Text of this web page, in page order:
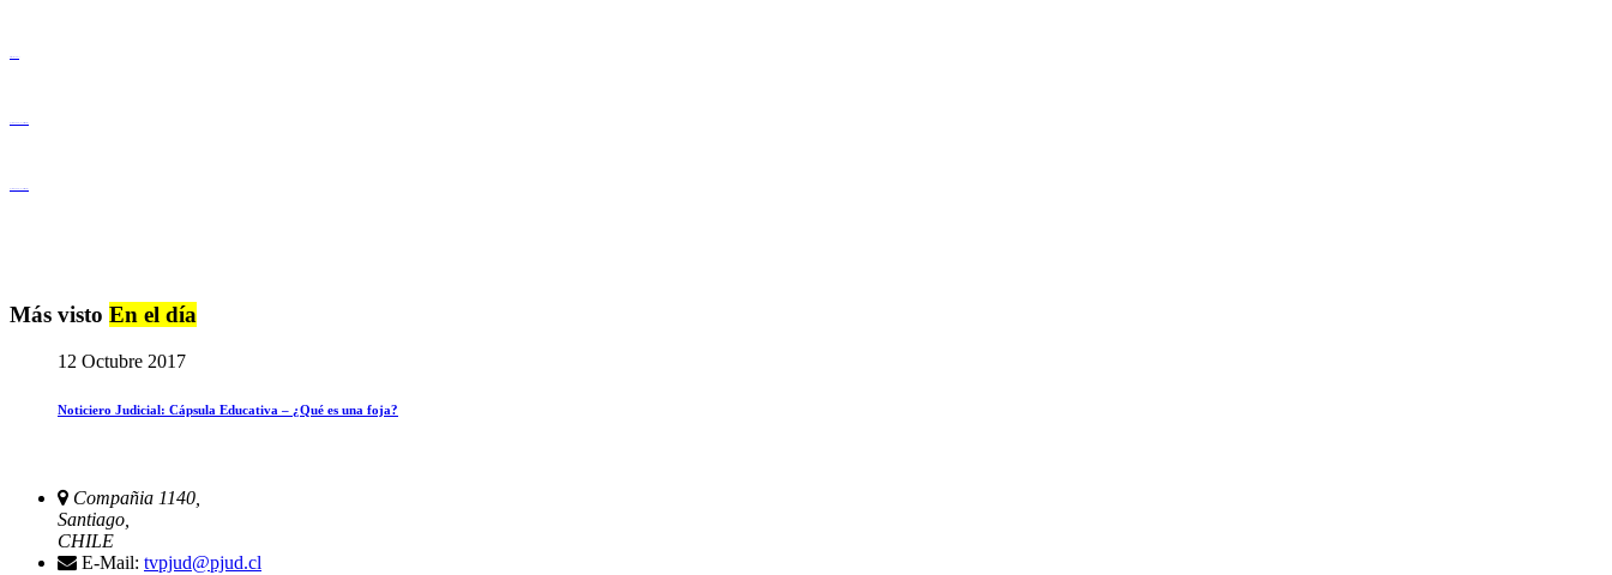
Más visto En el día
12 Octubre 2017
Noticiero Judicial: Cápsula Educativa – ¿Qué es una foja?
Compañia 1140,
Santiago,
CHILE
E-Mail: tvpjud@pjud.cl